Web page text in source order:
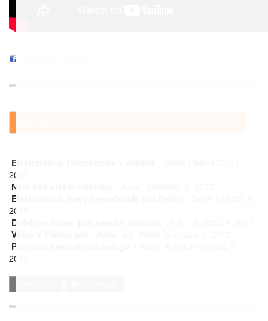
Elektrotanky, fotovoltaika v armádě
2017
Není nad vlasní elektřinu
Elektromobil, který nepotřebuje nabíječku
2017
Dobíjejte doma, pak nemáte problém
Video k článku zde
Perfektní sladění technologií.
2017